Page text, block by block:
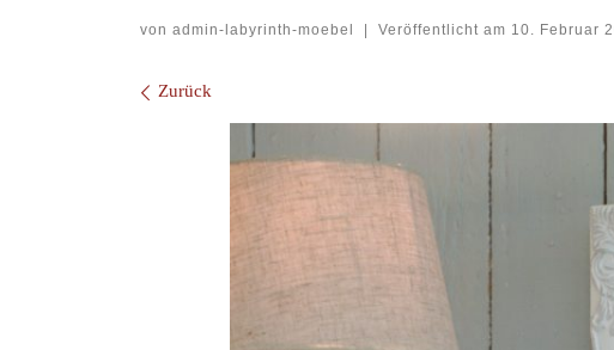
von admin-labyrinth-moebel Veröffentlicht am 10. Februar
Bilder Navigation
Zurück